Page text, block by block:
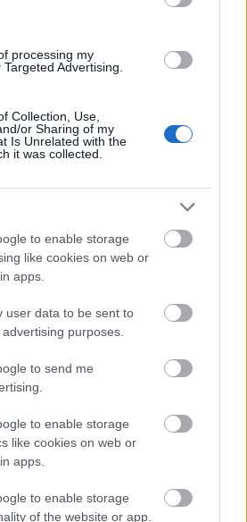
processing my
Advertising.
Collection, Use,
or Sharing of my
Is Unrelated with the
it was collected.
to enable storage
like cookies on web or
apps.
user data to be sent to
purposes.
to send me
to enable storage
like cookies on web or
apps.
to enable storage
of the website or app.
heves anyázásba fogna, és az
a döntés nem az övék
ugye?